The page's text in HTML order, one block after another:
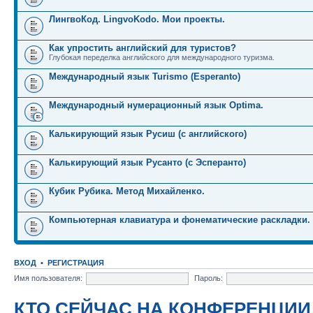
ЛингвоКод. LingvoKodo. Мои проекты.
Как упростить английский для туристов?
Глубокая переделка английского для международного туризма.
Международный язык Turismo (Esperanto)
Международный нумерационный язык Optima.
Калькирующий язык Русиш (с английского)
Калькирующий язык Русанто (с Эсперанто)
Кубик Рубика. Метод Михайленко.
Компьютерная клавиатура и фонематические раскладки.
ВХОД • РЕГИСТРАЦИЯ
Имя пользователя:
Пароль:
КТО СЕЙЧАС НА КОНФЕРЕНЦИИ